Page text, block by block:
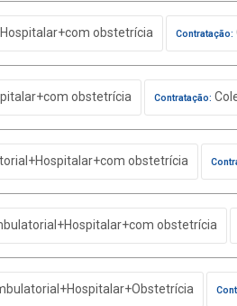
obstetrícia Contratação:
obstetrícia Contratação:
obstetrícia
obstetrícia